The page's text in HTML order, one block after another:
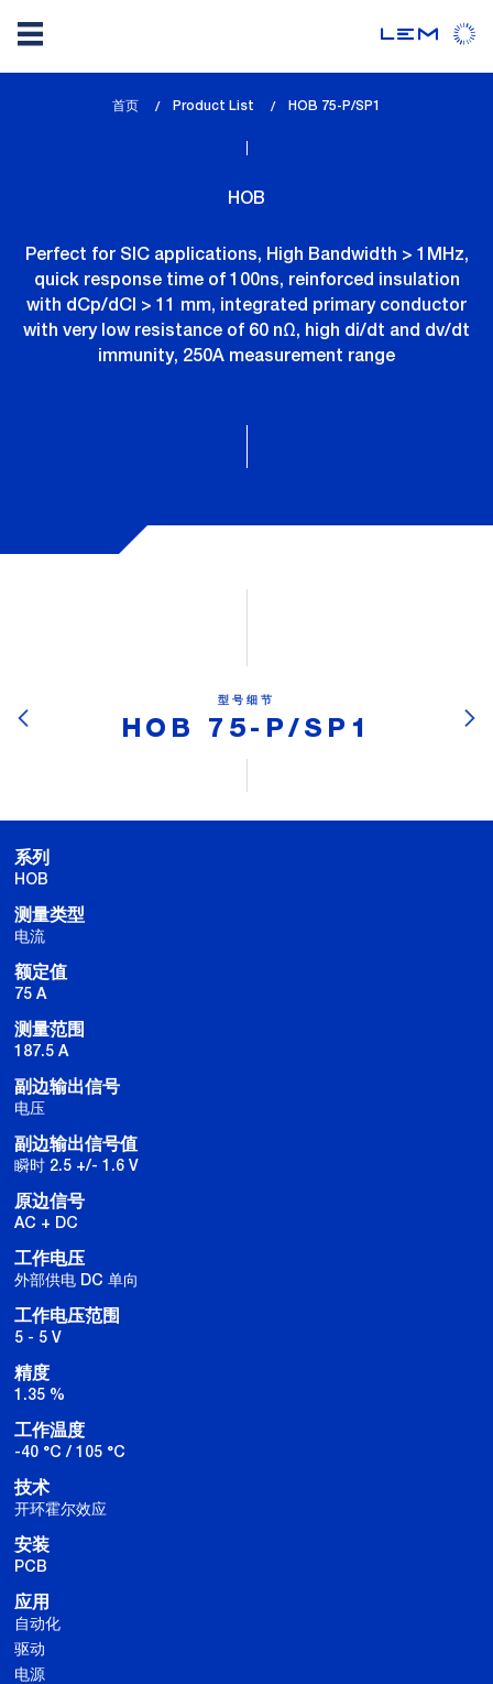
首页 Product List
lem_current_page
HOB 75-P/SP1
HOB
Perfect for SIC applications, High Bandwidth > 1MHz,
quick response time of 100ns, reinforced insulation
with dCp/dCl > 11 mm, integrated primary conductor
with very low resistance of 60 nΩ, high di/dt and dv/dt
immunity, 250A measurement range
型号细节
HOB 75-P/SP1
系列
HOB
测量类型
电流
额定值
75 A
测量范围
187.5 A
副边输出信号
电压
副边输出信号值
瞬时 2.5 +/- 1.6 V
原边信号
AC + DC
工作电压
外部供电 DC 单向
工作电压范围
5 - 5 V
精度
1.35 %
工作温度
-40 °C / 105 °C
技术
开环霍尔效应
安装
PCB
应用
自动化
驱动
电源